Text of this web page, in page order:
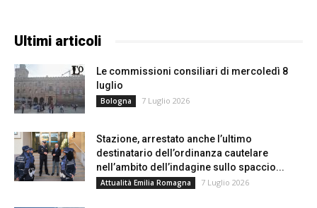
Ultimi articoli
Le commissioni consiliari di mercoledì 8
luglio
Bologna 7 Luglio 2026
Stazione, arrestato anche l’ultimo
destinatario dell’ordinanza cautelare
nell’ambito dell’indagine sullo spaccio...
Attualità Emilia Romagna 7 Luglio 2026